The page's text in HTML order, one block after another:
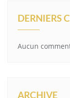
DERNIERS
Aucun
ARCHIVE